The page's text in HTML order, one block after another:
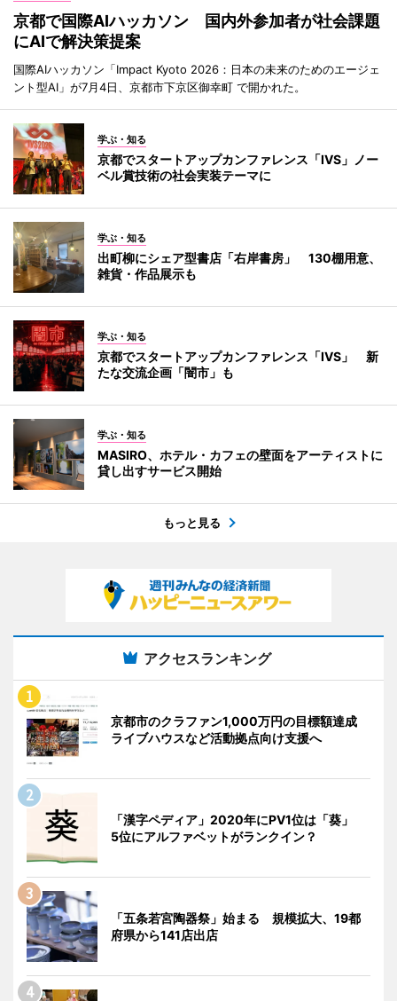
京都で国際AIハッカソン 国内外参加者が社会課題
にAIで解決策提案
国際AIハッカソン「Impact Kyoto 2026：日本の未来のためのエージェ
ント型AI」が7月4日、京都市下京区御幸町 で開かれた。
学ぶ・知る
京都でスタートアップカンファレンス「IVS」ノー
ベル賞技術の社会実装テーマに
学ぶ・知る
出町柳にシェア型書店「右岸書房」 130棚用意、
雑貨・作品展示も
学ぶ・知る
京都でスタートアップカンファレンス「IVS」 新
たな交流企画「闇市」も
学ぶ・知る
MASIRO、ホテル・カフェの壁面をアーティストに
貸し出すサービス開始
もっと見る
アクセスランキング
京都市のクラファン1,000万円の目標額達成
ライブハウスなど活動拠点向け支援へ
「漢字ペディア」2020年にPV1位は「葵」
5位にアルファベットがランクイン？
「五条若宮陶器祭」始まる 規模拡大、19都
府県から141店出店